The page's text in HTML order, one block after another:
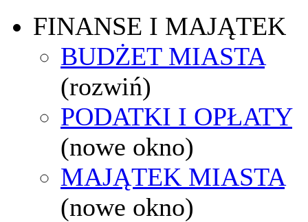
FINANSE I MAJĄTEK
BUDŻET MIASTA
(rozwiń)
PODATKI I OPŁATY
(nowe okno)
MAJĄTEK MIASTA
(nowe okno)